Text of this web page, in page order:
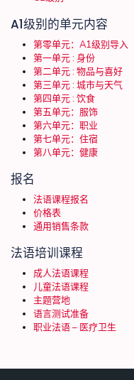
A1级别的单元内容
第零单元：A1级别导入
第一单元 : 身份
第二单元 : 物品与喜好
第三单元 : 城市与天气
第四单元 : 饮食
第五单元：服饰
第六单元：职业
第七单元：住宿
第八单元：健康
报名
法语课程报名
价格表
通用销售条款
法语培训课程
成人法语课程
儿童法语课程
主题营地
语言测试准备
职业法语 – 医疗卫生